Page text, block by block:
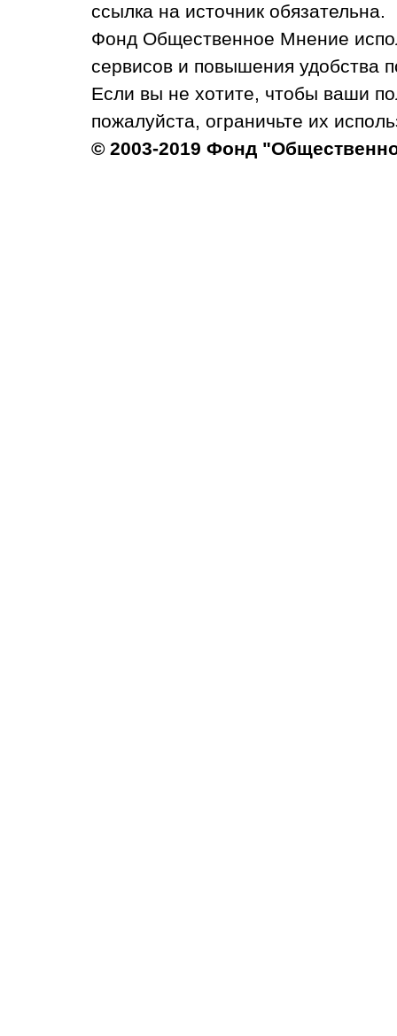
ссылка на источник обязательна.
Фонд Общественное Мнение
сервисов и повышения удобства
Если вы не хотите, чтобы ваши
пожалуйста, ограничьте их
© 2003-2019 Фонд